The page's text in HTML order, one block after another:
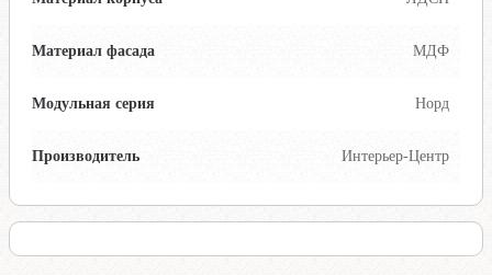
Материал фасада МДФ
Модульная серия Норд
Производитель Интерьер-Центр